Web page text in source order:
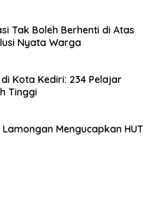
Tak Boleh Berhenti di Atas
Nyata Warga
Kota Kediri: 234 Pelajar
Tinggi
Mengucapkan HUT